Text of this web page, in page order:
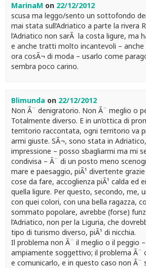
MarinaM on 22/12/2012
scusa ma leggo/sento un sottofondo
mai stata sull’Adriatico a parte la rivera
l’Adriatico non sarÃ la costa ligure, ma
e anche tratti molto incantevoli – anche
ora cosÃ¬ di moda – usarlo come
sembra poco carino.
Blimunda on 22/12/2012
Non Ã¨ denigratorio. Non Ã¨ meglio o
Totalmente diverso. E in un’ottica di
territorio raccontata, ogni territorio va
armi giuste. SÃ¬, sono stata in
impressione – posso sbagliarmi ma mi
condivisa – Ã¨ di un posto meno
mare e paesaggio, piÃ¹ divertente
cose da fare, accoglienza piÃ¹ calda ed
quella ligure. Per questo, secondo, me,
con quei colori, con una bella ragazza,
sommato popolare, avrebbe (forse)
l’Adriatico, non per la Liguria, che
tipo di turismo diverso, piÃ¹ di nicchia.
Il problema non Ã¨ il meglio o il peggio
ampiamente soggettivo; il problema Ã¨
e comunicarlo, e in questo caso non Ã¨